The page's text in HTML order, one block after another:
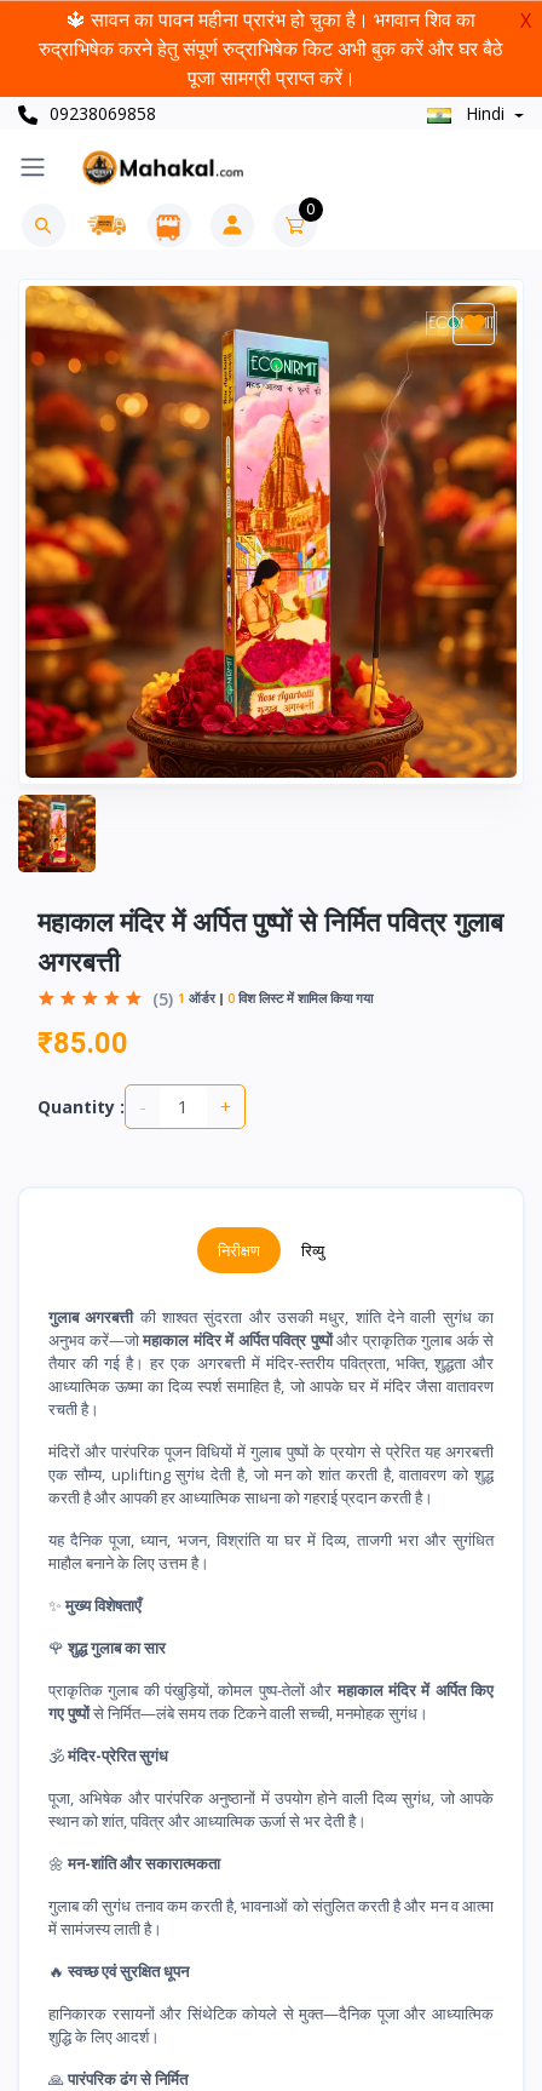
🔱 सावन का पावन महीना प्रारंभ हो चुका है। भगवान शिव का
रुद्राभिषेक करने हेतु संपूर्ण रुद्राभिषेक किट अभी बुक करें और घर बैठे
पूजा सामग्री प्राप्त करें।
X
09238069858 Hindi
0
महाकाल मंदिर में अर्पित पुष्पों से निर्मित पवित्र गुलाब
अगरबत्ती
(5) 1 ऑर्डर 0 विश लिस्ट में शामिल किया गया
₹85.00
Quantity : - +
निरीक्षण रिव्यु
गुलाब अगरबत्तीकी शाश्वत सुंदरता और उसकी मधुर, शांति देने वाली सुगंध का
अनुभव करें—जोमहाकाल मंदिर में अर्पित पवित्र पुष्पोंऔर प्राकृतिक गुलाब अर्क से
तैयार की गई है। हर एक अगरबत्ती में मंदिर-स्तरीय पवित्रता, भक्ति, शुद्धता और
आध्यात्मिक ऊष्मा का दिव्य स्पर्श समाहित है, जो आपके घर में मंदिर जैसा वातावरण
रचती है।
मंदिरों और पारंपरिक पूजन विधियों में गुलाब पुष्पों के प्रयोग से प्रेरित यह अगरबत्ती
एक सौम्य, uplifting सुगंध देती है, जो मन को शांत करती है, वातावरण को शुद्ध
करती है और आपकी हर आध्यात्मिक साधना को गहराई प्रदान करती है।
यह दैनिक पूजा, ध्यान, भजन, विश्रांति या घर में दिव्य, ताजगी भरा और सुगंधित
माहौल बनाने के लिए उत्तम है।
✨ मुख्य विशेषताएँ
🌹 शुद्ध गुलाब का सार
प्राकृतिक गुलाब की पंखुड़ियों, कोमल पुष्प-तेलों और महाकाल मंदिर में अर्पित किए
गए पुष्पोंसे निर्मित—लंबे समय तक टिकने वाली सच्ची, मनमोहक सुगंध।
🕉️मंदिर-प्रेरित सुगंध
पूजा, अभिषेक और पारंपरिक अनुष्ठानों में उपयोग होने वाली दिव्य सुगंध, जो आपके
स्थान को शांत, पवित्र और आध्यात्मिक ऊर्जा से भर देती है।
🌼 मन-शांति और सकारात्मकता
गुलाब की सुगंध तनाव कम करती है, भावनाओं को संतुलित करती है और मन व आत्मा
में सामंजस्य लाती है।
🔥 स्वच्छ एवं सुरक्षित धूपन
हानिकारक रसायनों और सिंथेटिक कोयले से मुक्त—दैनिक पूजा और आध्यात्मिक
शुद्धि के लिए आदर्श।
🙏पारंपरिक ढंग से निर्मित